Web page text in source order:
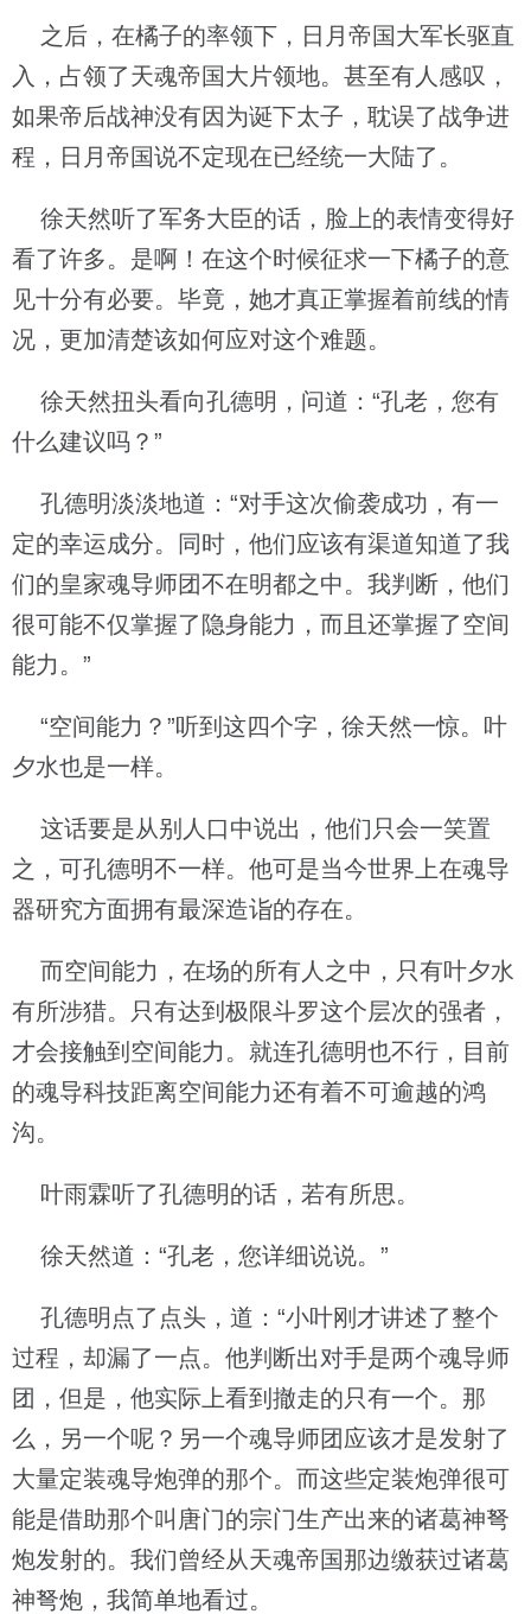
之后，在橘子的率领下，日月帝国大军长驱直
入，占领了天魂帝国大片领地。甚至有人感叹，
如果帝后战神没有因为诞下太子，耽误了战争进
程，日月帝国说不定现在已经统一大陆了。
徐天然听了军务大臣的话，脸上的表情变得好
看了许多。是啊！在这个时候征求一下橘子的意
见十分有必要。毕竟，她才真正掌握着前线的情
况，更加清楚该如何应对这个难题。
徐天然扭头看向孔德明，问道：“孔老，您有
什么建议吗？”
孔德明淡淡地道：“对手这次偷袭成功，有一
定的幸运成分。同时，他们应该有渠道知道了我
们的皇家魂导师团不在明都之中。我判断，他们
很可能不仅掌握了隐身能力，而且还掌握了空间
能力。”
“空间能力？”听到这四个字，徐天然一惊。叶
夕水也是一样。
这话要是从别人口中说出，他们只会一笑置
之，可孔德明不一样。他可是当今世界上在魂导
器研究方面拥有最深造诣的存在。
而空间能力，在场的所有人之中，只有叶夕水
有所涉猎。只有达到极限斗罗这个层次的强者，
才会接触到空间能力。就连孔德明也不行，目前
的魂导科技距离空间能力还有着不可逾越的鸿
沟。
叶雨霖听了孔德明的话，若有所思。
徐天然道：“孔老，您详细说说。”
孔德明点了点头，道：“小叶刚才讲述了整个
过程，却漏了一点。他判断出对手是两个魂导师
团，但是，他实际上看到撤走的只有一个。那
么，另一个呢？另一个魂导师团应该才是发射了
大量定装魂导炮弹的那个。而这些定装炮弹很可
能是借助那个叫唐门的宗门生产出来的诸葛神弩
炮发射的。我们曾经从天魂帝国那边缴获过诸葛
神弩炮，我简单地看过。